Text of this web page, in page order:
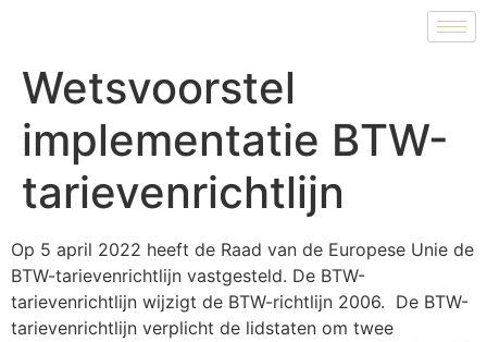
Wetsvoorstel
implementatie BTW-
tarievenrichtlijn
Op 5 april 2022 heeft de Raad van de Europese Unie de
BTW-tarievenrichtlijn vastgesteld. De BTW-
tarievenrichtlijn wijzigt de BTW-richtlijn 2006. De BTW-
tarievenrichtlijn verplicht de lidstaten om twee